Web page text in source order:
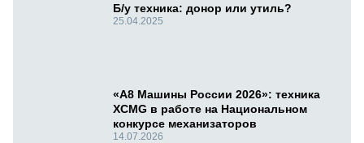
Б/у техника: донор или утиль?
25.04.2025
«А8 Машины России 2026»: техника
XCMG в работе на Национальном
конкурсе механизаторов
14.07.2026